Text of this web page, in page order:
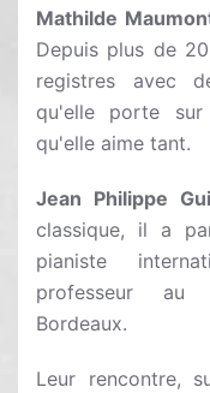
Mathilde
Depuis plus de
registres avec
qu'elle porte
qu'elle aime tant.
Jean Philippe
classique, il a
pianiste
professeur au
Bordeaux.
Leur rencontre,